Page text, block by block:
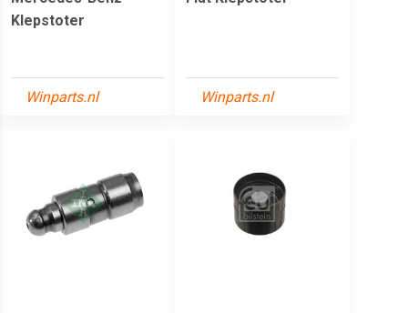
Klepstoter
Winparts.nl Winparts.nl